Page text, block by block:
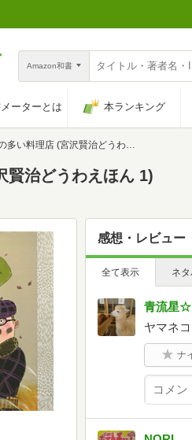
Amazon和書
ーターとは 本ランキング
い料理店 (宮沢賢治どうわえほん 1)
賢治どうわえほん 1)
感想・レビュー
全て表示 ネ
青流星☆
ヤマネ
ナ